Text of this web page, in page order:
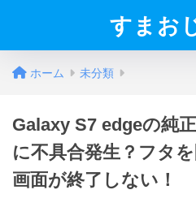
すまお
ホーム 未分類
Galaxy S7 edgeの純
に不具合発生？フタ
画面が終了しない！